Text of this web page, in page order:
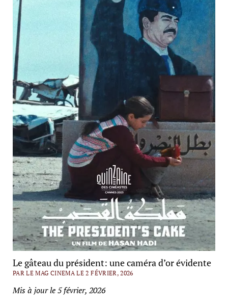
Le gâteau du président: une caméra d’or évidente
PAR LE MAG CINEMA LE 2 FÉVRIER, 2026
Mis à jour le 5 février, 2026